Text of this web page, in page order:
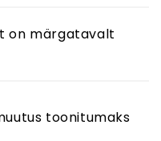
on märgatavalt
toonitumaks